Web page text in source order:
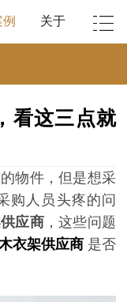
关于
看这三点就
物件，但是想采
购人员头疼的问
应商，这些问题
衣架供应商 是否